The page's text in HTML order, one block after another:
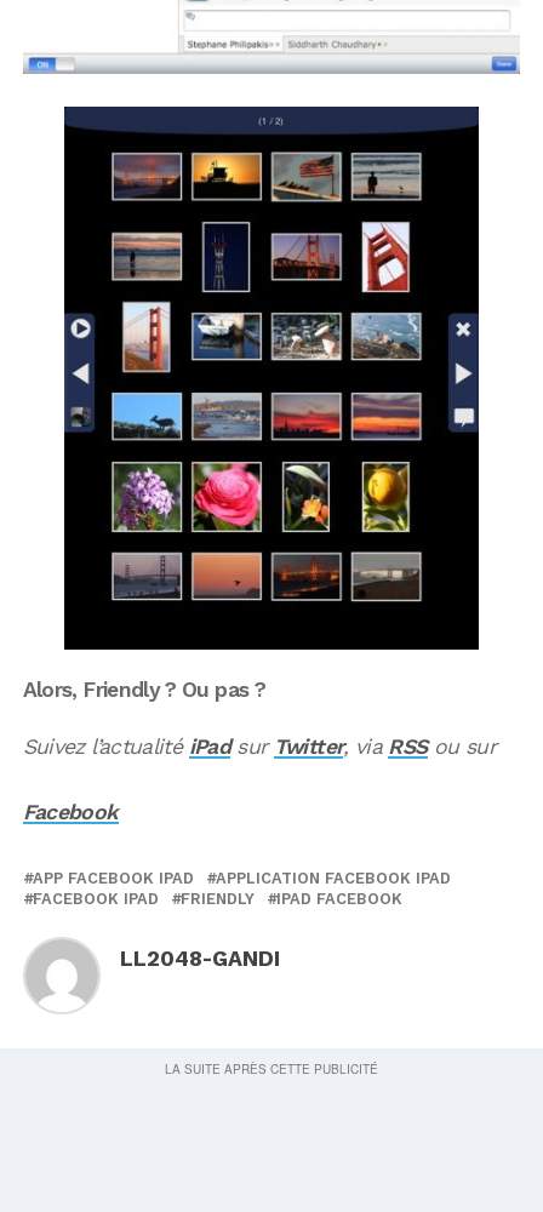
Alors, Friendly ? Ou pas ?
Suivez l’actualité iPadsur Twitter, via RSSou sur
Facebook
APP FACEBOOK IPAD
APPLICATION FACEBOOK IPAD
FACEBOOK IPAD
FRIENDLY IPAD FACEBOOK
LL2048-GANDI